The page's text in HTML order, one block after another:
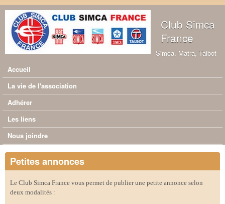
Aller au contenu principal
Club Simca
France
Simca, Matra, Talbot
Menu principal
Accueil
La vie de l'association
Adhérer
Les liens
Nous joindre
Petites annonces
Le Club Simca France vous permet de publier une petite annonce selon
deux modalités :